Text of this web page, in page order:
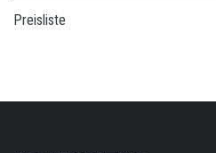
Preisliste